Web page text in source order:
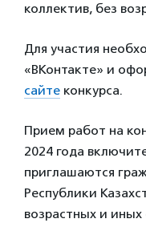
коллектив, без
Для участия
«ВКонтакте» и
сайте конкурса.
Прием работ на
2024 года
приглашаются
Республики
возрастных и иных